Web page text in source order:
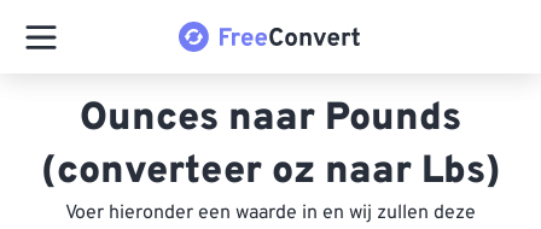
Ounces naar Pounds
(converteer oz naar Lbs)
Voer hieronder een waarde in en wij zullen deze